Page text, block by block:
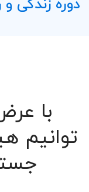
دوره زندگی و
با
توانیم